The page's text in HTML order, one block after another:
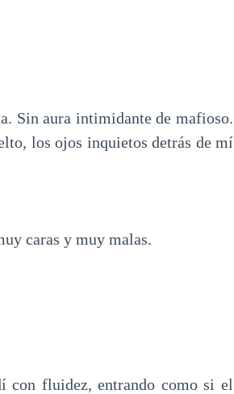
Sin aura intimidante de mafioso.
los ojos inquietos detrás de mí
caras y muy malas.
con fluidez, entrando como si el